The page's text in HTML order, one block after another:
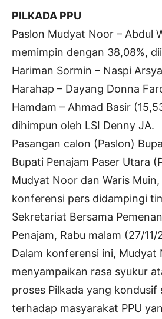
PILKADA PPU
Paslon Mudyat Noor – Abdul
memimpin dengan 38,08%,
Hariman Sormin – Naspi
Harahap – Dayang Donna
Hamdam – Ahmad Basir
dihimpun oleh LSI Denny JA.
Pasangan calon (Paslon)
Bupati Penajam Paser Utara
Mudyat Noor dan Waris
konferensi pers didampingi
Sekretariat Bersama
Penajam, Rabu malam (27/
Dalam konferensi ini, Mudyat
menyampaikan rasa syukur
proses Pilkada yang kondusif
terhadap masyarakat PPU